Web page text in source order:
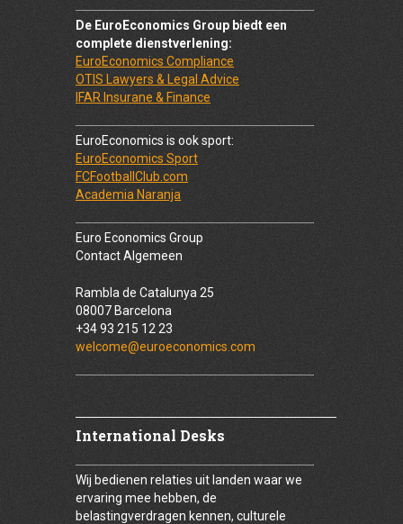
De EuroEconomics Group biedt een
complete dienstverlening:
EuroEconomics Compliance
OTIS Lawyers & Legal Advice
IFAR Insurane & Finance
EuroEconomics is ook sport:
EuroEconomics Sport
FCFootballClub.com
Academia Naranja
Euro Economics Group
Contact Algemeen
Rambla de Catalunya 25
08007 Barcelona
+34 93 215 12 23
welcome@euroeconomics.com
International Desks
Wij bedienen relaties uit landen waar we
ervaring mee hebben, de
belastingverdragen kennen, culturele